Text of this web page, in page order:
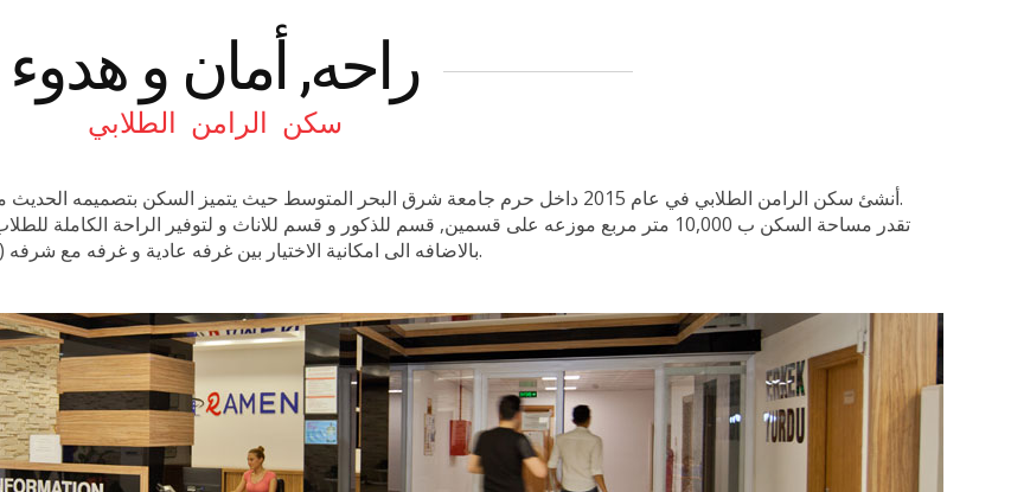
راحه, أمان و هدوء
سكن الرامن الطلابي
أنشئ سكن الرامن الطلابي في عام 2015 داخل حرم جامعة شرق البحر المتوسط حيث يتميز السكن بتصميمه الحديث من الداخل و الخارج و المؤلف من 6 طوابق ليتسع ل 500 طالب.
تقدر مساحة السكن ب 10,000 متر مربع موزعه على قسمين, قسم للذكور و قسم للاناث و لتوفير
بالاضافه الى امكانية الاختيار بين غرفه عادية و غرفه مع شرفه (بلكون).